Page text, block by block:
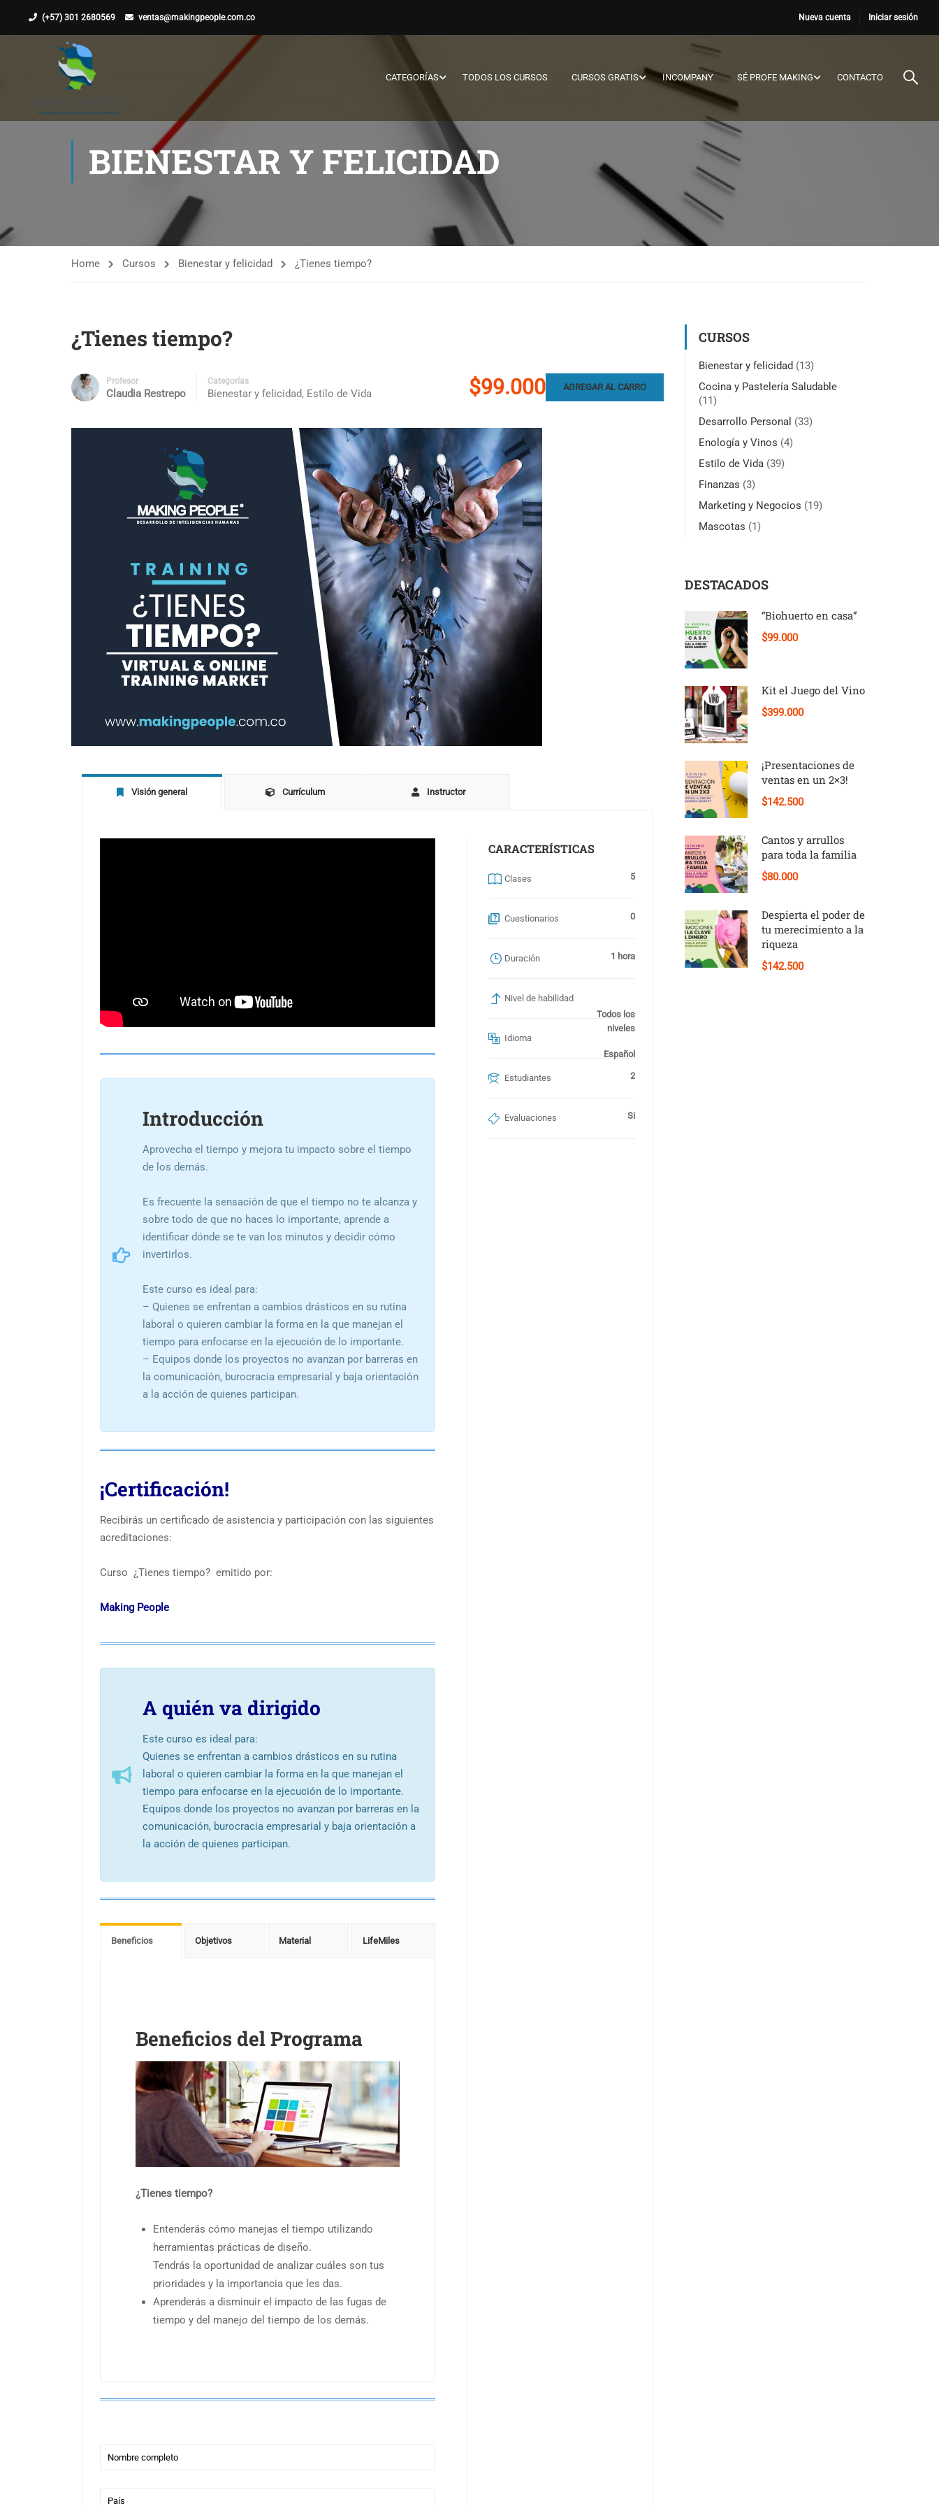
(+57) 301 2680569 ventas@makingpeople.com.co Nueva cuenta Iniciar sesión
CATEGORÍAS TODOS LOS CURSOS CURSOS GRATIS INCOMPANY SÉ PROFE MAKING CONTACTO
BIENESTAR Y FELICIDAD
Home Cursos Bienestar y felicidad ¿Tienes tiempo?
¿Tienes tiempo?
Profesor
Claudia Restrepo
Categorías
Bienestar y felicidad, Estilo de Vida $99.000 AGREGAR AL CARRO
Visión general Currículum Instructor
Introducción
Aprovecha el tiempo y mejora tu impacto sobre el tiempo
de los demás.
Es frecuente la sensación de que el tiempo no te alcanza y
sobre todo de que no haces lo importante, aprende a
identificar dónde se te van los minutos y decidir cómo
invertirlos.
Este curso es ideal para:
– Quienes se enfrentan a cambios drásticos en su rutina
laboral o quieren cambiar la forma en la que manejan el
tiempo para enfocarse en la ejecución de lo importante.
– Equipos donde los proyectos no avanzan por barreras en
la comunicación, burocracia empresarial y baja orientación
a la acción de quienes participan.
¡Certificación!
Recibirás un certificado de asistencia y participación con las siguientes
acreditaciones:
Curso ¿Tienes tiempo? emitido por:
Making People
A quién va dirigido
Este curso es ideal para:
Quienes se enfrentan a cambios drásticos en su rutina
laboral o quieren cambiar la forma en la que manejan el
tiempo para enfocarse en la ejecución de lo importante.
Equipos donde los proyectos no avanzan por barreras en la
comunicación, burocracia empresarial y baja orientación a
la acción de quienes participan.
Beneficios Objetivos Material LifeMiles
Beneficios del Programa
¿Tienes tiempo?
Entenderás cómo manejas el tiempo utilizando
herramientas prácticas de diseño.
Tendrás la oportunidad de analizar cuáles son tus
prioridades y la importancia que les das.
Aprenderás a disminuir el impacto de las fugas de
tiempo y del manejo del tiempo de los demás.
CARACTERÍSTICAS
Clases 5
Cuestionarios 0
Duración 1 hora
Nivel de habilidad
Todos los
niveles
Idioma
Español
Estudiantes 2
Evaluaciones Si
CURSOS
Bienestar y felicidad (13)
Cocina y Pastelería Saludable
(11)
Desarrollo Personal (33)
Enología y Vinos (4)
Estilo de Vida (39)
Finanzas (3)
Marketing y Negocios (19)
Mascotas (1)
DESTACADOS
“Biohuerto en casa”
$99.000
Kit el Juego del Vino
$399.000
¡Presentaciones de
ventas en un 2×3!
$142.500
Cantos y arrullos
para toda la familia
$80.000
Despierta el poder de
tu merecimiento a la
riqueza
$142.500